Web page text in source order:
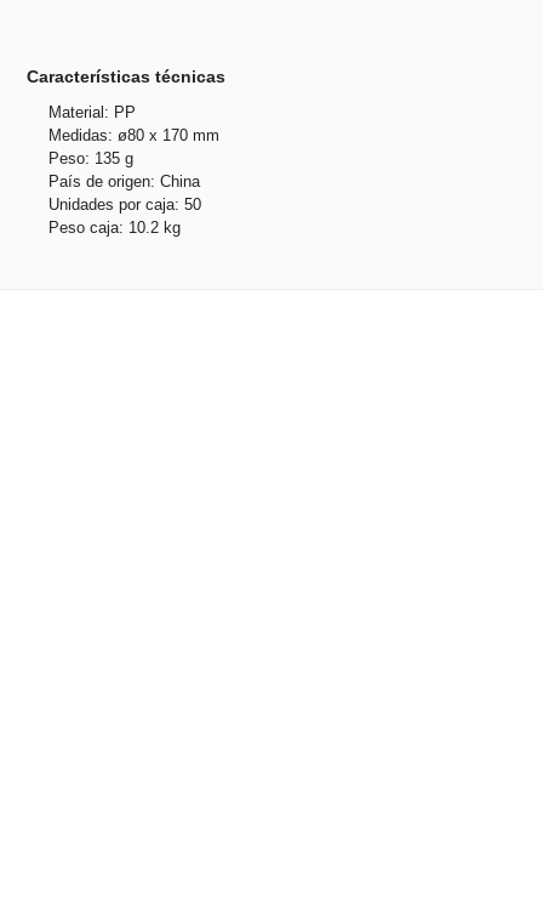
Características técnicas
Material: PP
Medidas: ø80 x 170 mm
Peso: 135 g
País de origen: China
Unidades por caja: 50
Peso caja: 10.2 kg